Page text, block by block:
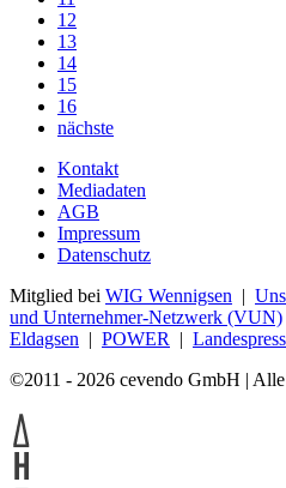
12
13
14
15
16
nächste
Kontakt
Mediadaten
AGB
Impressum
Datenschutz
Mitglied bei WIG Wennigsen |
und Unternehmer-Netzwerk (VUN)
Eldagsen | POWER |
©2011 - 2026 cevendo GmbH |